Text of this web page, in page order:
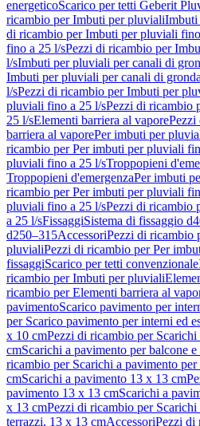
energeticoScarico per tetti Geberit
ricambio per Imbuti per pluvialiImbuti
di ricambio per Imbuti per pluviali
fino a 25 l/sPezzi di ricambio per
l/sImbuti per pluviali per canali di
Imbuti per pluviali per canali di gronda
l/sPezzi di ricambio per Imbuti per
pluviali fino a 25 l/sPezzi di ricambio
25 l/sElementi barriera al vaporePezzi
barriera al vaporePer imbuti per
ricambio per Per imbuti per pluviali
pluviali fino a 25 l/sTroppopieni
Troppopieni d'emergenzaPer imbuti
ricambio per Per imbuti per pluviali
pluviali fino a 25 l/sPezzi di ricambio
a 25 l/sFissaggiSistema di fissaggio
d250–315AccessoriPezzi di ricambio
pluvialiPezzi di ricambio per Per
fissaggiScarico per tetti convenzionale
ricambio per Imbuti per pluviali
ricambio per Elementi barriera al
pavimentoScarico pavimento per
per Scarico pavimento per interni ed
x 10 cmPezzi di ricambio per
cmScarichi a pavimento per balcone
ricambio per Scarichi a pavimento
cmScarichi a pavimento 13 x 13 cm
pavimento 13 x 13 cmScarichi a
x 13 cmPezzi di ricambio per
terrazzi, 13 x 13 cmAccessoriPezzi di